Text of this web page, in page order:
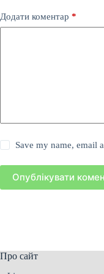
Додати коментар *
Save my name, email
Опублікувати
Про сайт